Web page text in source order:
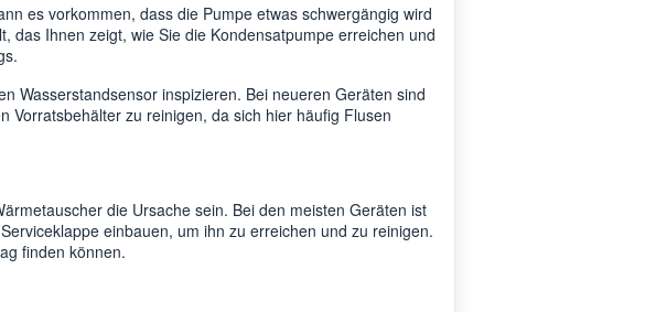
es vorkommen, dass die Pumpe etwas schwergängig wird
das Ihnen zeigt, wie Sie die Kondensatpumpe erreichen und
Wasserstandsensor inspizieren. Bei neueren Geräten sind
Vorratsbehälter zu reinigen, da sich hier häufig Flusen
die Ursache sein. Bei den meisten Geräten ist
einbauen, um ihn zu erreichen und zu reinigen.
finden können.